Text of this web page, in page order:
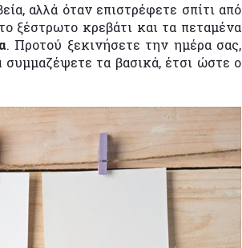
αλλά όταν επιστρέφετε σπίτι από
ξέστρωτο κρεβάτι και τα πεταμένα
. Προτού ξεκινήσετε την ημέρα σας,
τα βασικά, έτσι ώστε ο